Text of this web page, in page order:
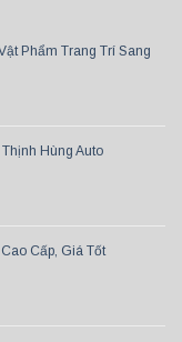
Phẩm Trang Trí Sang
Hùng Auto
Cấp, Giá Tốt